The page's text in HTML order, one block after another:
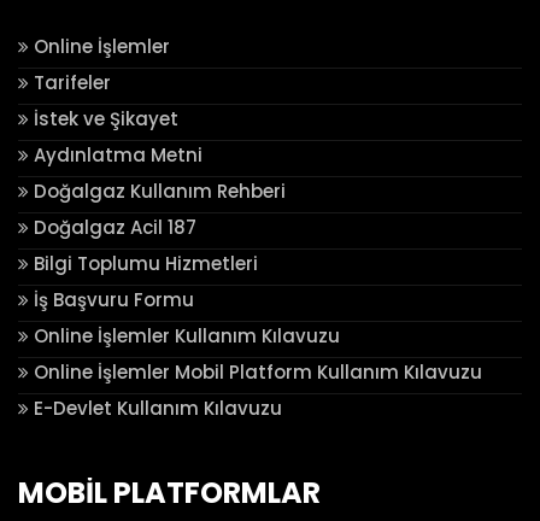
Online İşlemler
Tarifeler
İstek ve Şikayet
Aydınlatma Metni
Doğalgaz Kullanım Rehberi
Doğalgaz Acil 187
Bilgi Toplumu Hizmetleri
İş Başvuru Formu
Online İşlemler Kullanım Kılavuzu
Online İşlemler Mobil Platform Kullanım Kılavuzu
E-Devlet Kullanım Kılavuzu
MOBİL PLATFORMLAR